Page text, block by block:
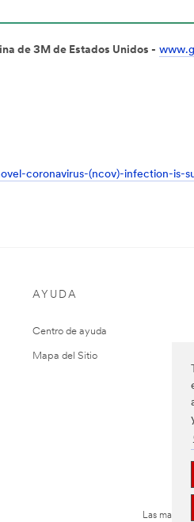
de 3M de Estados Unidos -
coronavirus-(ncov)-infection-is-
AYUDA
Centro de ayuda
Mapa del Sitio
Las marcas